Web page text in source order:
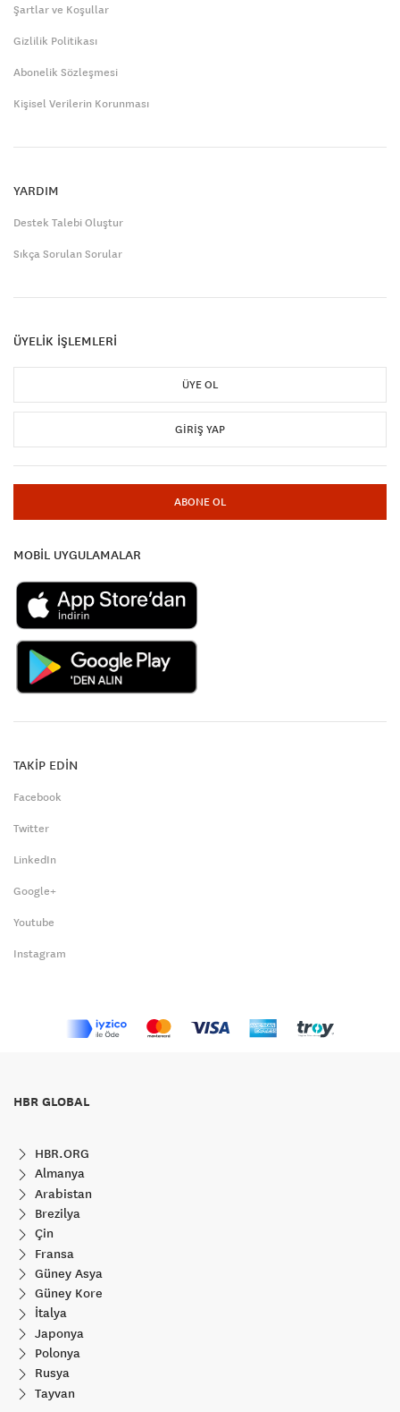
Şartlar ve Koşullar
Gizlilik Politikası
Abonelik Sözleşmesi
Kişisel Verilerin Korunması
YARDIM
Destek Talebi Oluştur
Sıkça Sorulan Sorular
ÜYELİK İŞLEMLERİ
ÜYE OL
GIRIŞ YAP
ABONE OL
MOBİL UYGULAMALAR
TAKİP EDİN
Facebook
Twitter
LinkedIn
Google+
Youtube
Instagram
HBR GLOBAL
HBR.ORG
Almanya
Arabistan
Brezilya
Çin
Fransa
Güney Asya
Güney Kore
İtalya
Japonya
Polonya
Rusya
Tayvan